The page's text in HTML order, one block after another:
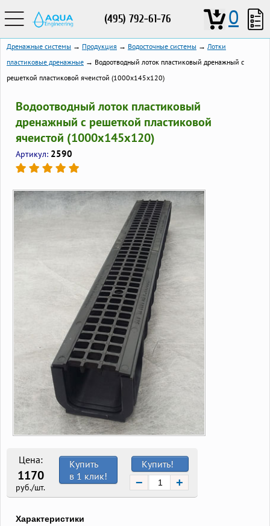
(495) 792-61-76 0
Дренажные системы → Продукция → Водосточные системы → Лотки
пластиковые дренажные → Водоотводный лоток пластиковый дренажный с
решеткой пластиковой ячеистой (1000x145x120)
Водоотводный лоток пластиковый
дренажный с решеткой пластиковой
ячеистой (1000x145x120)
Артикул: 2590
Цена:
1170
руб./шт.
Купить!
− +
Купить
в 1 клик!
Характеристики